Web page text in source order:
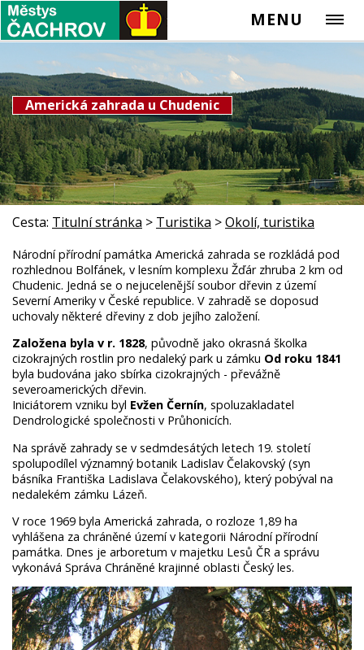
MENU
Americká zahrada u Chudenic
Cesta: Titulní stránka > Turistika >Okolí, turistika
Národní přírodní památka Americká zahrada se rozkládá pod
rozhlednou Bolfánek, v lesním komplexu Žďár zhruba 2 km od
Chudenic. Jedná se o nejucelenější soubor dřevin z území
Severní Ameriky v České republice. V zahradě se doposud
uchovaly některé dřeviny z dob jejího založení.
Založena byla v r. 1828, původně jako okrasná školka
cizokrajných rostlin pro nedaleký park u zámku Od roku 1841
byla budována jako sbírka cizokrajných - převážně
severoamerických dřevin.
Iniciátorem vzniku byl Evžen Černín, spoluzakladatel
Dendrologické společnosti v Průhonicích.
Na správě zahrady se v sedmdesátých letech 19. století
spolupodílel významný botanik Ladislav Čelakovský (syn
básníka Františka Ladislava Čelakovského), který pobýval na
nedalekém zámku Lázeň.
V roce 1969 byla Americká zahrada, o rozloze 1,89 ha
vyhlášena za chráněné území v kategorii Národní přírodní
památka. Dnes je arboretum v majetku Lesů ČR a správu
vykonává Správa Chráněné krajinné oblasti Český les.